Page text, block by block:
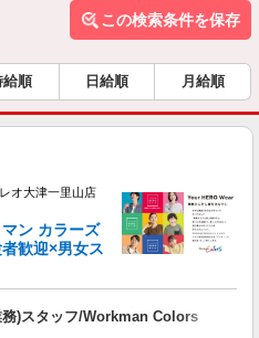
この検索条件を保存
給順 日給順 月給順
オ大津一里山店
ン カラーズ
歓迎×男女ス
)スタッフ/Workman Colors